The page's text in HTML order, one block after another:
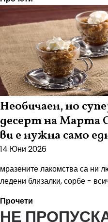
Необичаен, но
десерт на Марта
ви е нужна само
14 Юни 2026
мразените лакомства са ни
ледени близалки, сорбе -
Прочети
НЕ